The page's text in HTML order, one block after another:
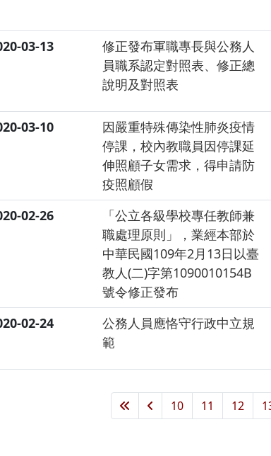
03-13
修正發布軍職專長與公務人
員職系認定對照表、修正總
說明及對照表
03-10
因嚴重特殊傳染性肺炎疫情
停課，校內教職員因停課延
伸照顧子女需求，得申請防
疫照顧假
02-26
「公立各級學校專任教師兼
職處理原則」，業經本部於
中華民國109年2月13日以臺
教人(二)字第1090010154B
號令修正發布
02-24
公務人員應恪守行政中立規
範
10 11 12